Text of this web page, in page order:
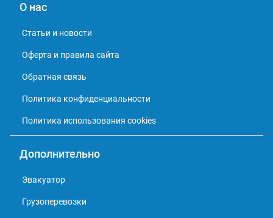
О нас
Статьи и новости
Оферта и правила сайта
Обратная связь
Политика конфиденциальности
Политика использования cookies
Дополнительно
Эвакуатор
Грузоперевозки